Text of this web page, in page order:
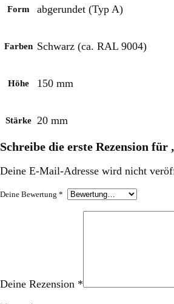
Form abgerundet (Typ A)
Farben Schwarz (ca. RAL 9004)
Höhe 150 mm
Stärke 20 mm
Schreibe die erste Rezension
Deine E-Mail-Adresse wird nicht
Deine Bewertung *
Deine Rezension *